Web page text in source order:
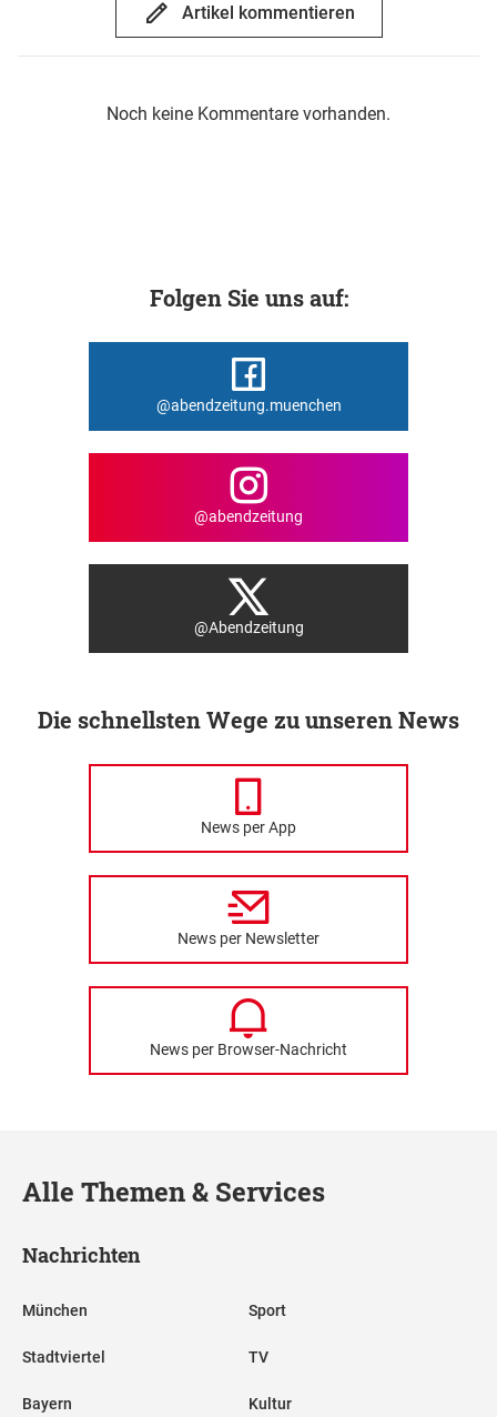
Artikel kommentieren
Noch keine Kommentare vorhanden.
Folgen Sie uns auf:
@abendzeitung.muenchen
@abendzeitung
@Abendzeitung
Die schnellsten Wege zu unseren News
News per App
News per Newsletter
News per Browser-Nachricht
Alle Themen & Services
Nachrichten
München
Stadtviertel
Bayern
Sport
TV
Kultur